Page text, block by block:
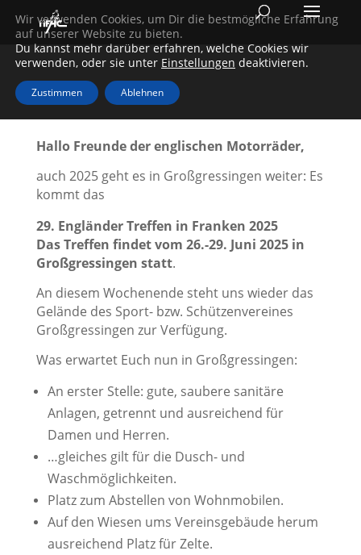
310 total views
Hallo Freunde der englischen Motorräder,
auch 2025 geht es in Großgressingen weiter: Es
kommt das
29. Engländer Treffen in Franken 2025
Das Treffen findet vom 26.-29. Juni 2025 in
Großgressingen statt.
An diesem Wochenende steht uns wieder das
Gelände des Sport- bzw. Schützenvereines
Großgressingen zur Verfügung.
Was erwartet Euch nun in Großgressingen:
An erster Stelle: gute, saubere sanitäre
Anlagen, getrennt und ausreichend für
Damen und Herren.
…gleiches gilt für die Dusch- und
Waschmöglichkeiten.
Platz zum Abstellen von Wohnmobilen.
Auf den Wiesen ums Vereinsgebäude herum
ausreichend Platz für Zelte.
Wir verwenden Cookies, um Dir die bestmögliche Erfahrung
auf unserer Website zu bieten.
Du kannst mehr darüber erfahren, welche Cookies wir
verwenden, oder sie unter Einstellungen deaktivieren.
Zustimmen Ablehnen